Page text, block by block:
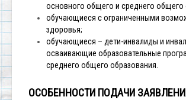
основного общего и среднего общего
обучающиеся с ограниченными
здоровья;
обучающиеся – дети-инвалиды и
осваивающие образовательные
среднего общего образования.
ОСОБЕННОСТИ ПОДАЧИ